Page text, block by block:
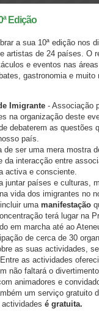
Edição
a sua 10ª edição nos
artistas de 24 países. O
e eventos nas
gastronomia e muito
Imigrante - Associação
na organização deste
debaterem as questões
país.
de ser uma mera mostra
da interacção entre
activa e consciente.
juntar países e culturas,
vida dos imigrantes no
uma manifestação
terá lugar na
em marcha até ao
de cerca de 30
as suas actividades,
as actividades
não faltará o
animadores e
um serviço gratuito
é gratuita.